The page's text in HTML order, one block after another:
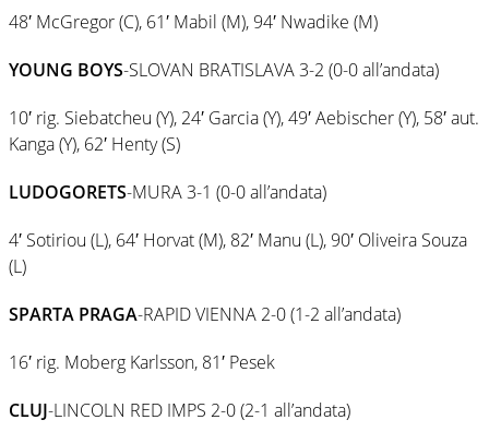
48′ McGregor (C), 61′ Mabil (M), 94′ Nwadike (M)
YOUNG BOYS-SLOVAN BRATISLAVA 3-2 (0-0 all’andata)
10′ rig. Siebatcheu (Y), 24′ Garcia (Y), 49′ Aebischer (Y), 58′ aut.
Kanga (Y), 62′ Henty (S)
LUDOGORETS-MURA 3-1 (0-0 all’andata)
4′ Sotiriou (L), 64′ Horvat (M), 82′ Manu (L), 90′ Oliveira Souza
(L)
SPARTA PRAGA-RAPID VIENNA 2-0 (1-2 all’andata)
16′ rig. Moberg Karlsson, 81′ Pesek
CLUJ-LINCOLN RED IMPS 2-0 (2-1 all’andata)